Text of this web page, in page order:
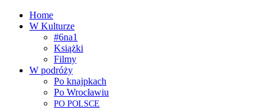
Home
W Kulturze
#6na1
Książki
Filmy
W podróży
Po knajpkach
Po Wrocławiu
PO POLSCE